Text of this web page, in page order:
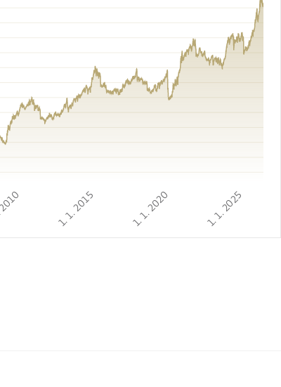
1. 1. 2015 1. 1. 2020 1. 1. 2025